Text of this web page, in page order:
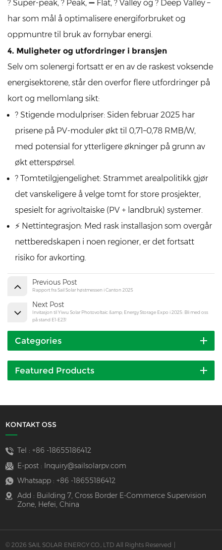
? Super-peak, ? Peak, ➖ Flat, ? Valley og ? Deep Valley –
har som mål å optimalisere energiforbruket og
oppmuntre til bruk av fornybar energi.
4. Muligheter og utfordringer i bransjen
Selv om solenergi fortsatt er en av de raskest voksende
energisektorene, står den overfor flere utfordringer på
kort og mellomlang sikt:
? Stigende modulpriser: Siden februar 2025 har
prisene på PV-moduler økt til 0,71–0,78 RMB/W,
med potensial for ytterligere økninger på grunn av
økt etterspørsel.
? Tomtetilgjengelighet: Strammet arealpolitikk gjør
det vanskeligere å velge tomt for store prosjekter,
spesielt for agrivoltaiske (PV + landbruk) systemer.
⚡ Nettintegrasjon: Med rask installasjon som overgår
nettberedskapen i noen regioner, er det fortsatt
risiko for avkorting.
Previous Post
Rapport fra Sail Solar høstmessen i Canton 2025
Next Post
Invitasjon til Yiwu Solar Photovoltaic &amp; Energy Storage Expo i 2025: Bli med oss ​​
på stand E1-E23!
Categories
Featured Products
KONTAKT OSS
Tel : +86 -18655186412
E-post :
Inquiry@sailsolarpv.com
Whatsapp : +86 -18655186412
Add : Building 7, Cross Border E-Commerce Supervision
Zone, Hefei, China
© 2026 SAIL SOLAR ENERGY CO., LTD All Rights Reserved